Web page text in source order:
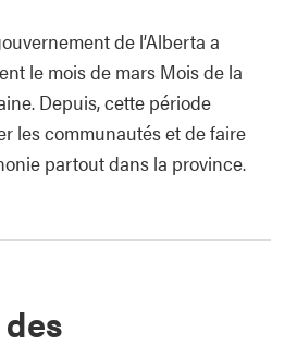
de l’Alberta a
le mois de mars Mois de la
Depuis, cette période
les communautés et de faire
partout dans la province.